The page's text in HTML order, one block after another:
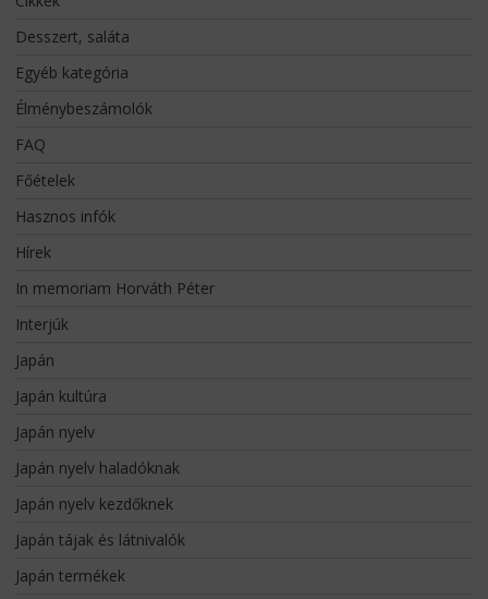
Desszert, saláta
Egyéb kategória
Élménybeszámolók
FAQ
Főételek
Hasznos infók
Hírek
In memoriam Horváth Péter
Interjúk
Japán
Japán kultúra
Japán nyelv
Japán nyelv haladóknak
Japán nyelv kezdőknek
Japán tájak és látnivalók
Japán termékek